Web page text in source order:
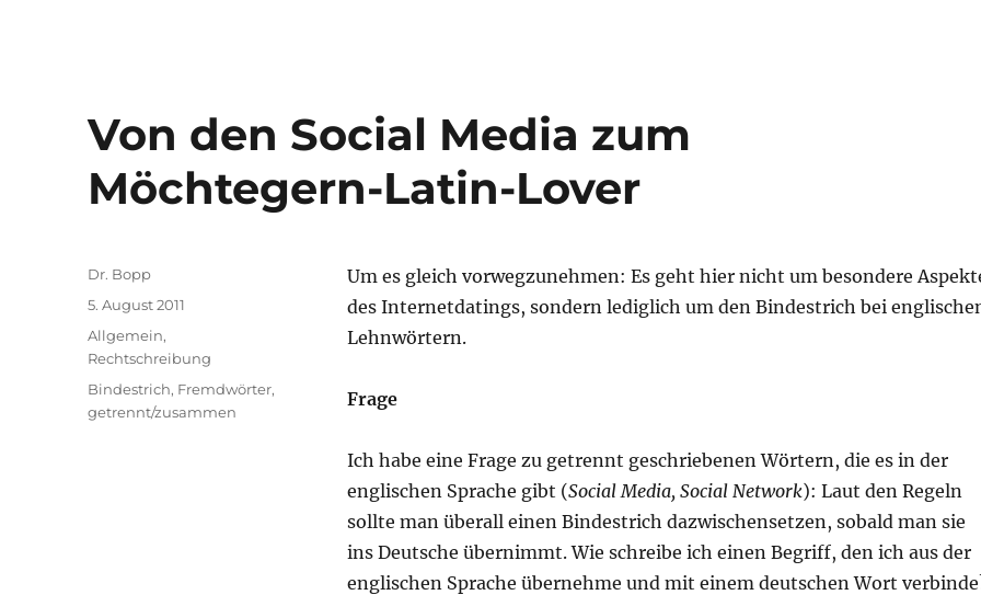
Von den Social Media zum
Möchtegern-Latin-Lover
Um es gleich vorwegzunehmen: Es geht hier nicht um besondere
des Internetdatings, sondern lediglich um den Bindestrich bei
Lehnwörtern.
Frage
Ich habe eine Frage zu getrennt geschriebenen Wörtern, die es in der
englischen Sprache gibt (Social Media, Social Network): Laut den Regeln
sollte man überall einen Bindestrich dazwischensetzen, sobald man sie
ins Deutsche übernimmt. Wie schreibe ich einen Begriff, den ich aus der
englischen Sprache übernehme und mit einem deutschen Wort
Autor
Dr. Bopp
Veröffentlicht
am
5. August 2011
Kategorien
Allgemein,
Rechtschreibung
Schlagwörter
Bindestrich, Fremdwörter,
getrennt/zusammen